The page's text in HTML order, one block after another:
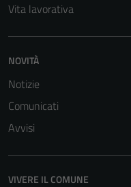
Vita lavorativa
NOVITÀ
Notizie
Comunicati
Avvisi
VIVERE IL COMUNE